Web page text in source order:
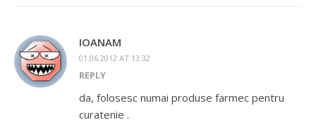
IOANAM
01.06.2012 AT 13:32
REPLY
da, folosesc numai produse farmec pentru
curatenie .